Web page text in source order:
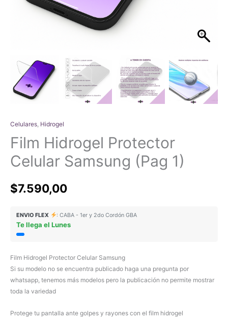
Celulares, Hidrogel
Film Hidrogel Protector
Celular Samsung (Pag 1)
$7.590,00
ENVIO FLEX : CABA - 1er y 2do Cordón GBA
Te llega el Lunes
Film Hidrogel Protector Celular Samsung
Si su modelo no se encuentra publicado haga una pregunta por
whatsapp, tenemos más modelos pero la publicación no permite mostrar
toda la variedad
Protege tu pantalla ante golpes y rayones con el film hidrogel